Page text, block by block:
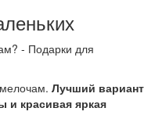
Лучший вариант
и красивая яркая